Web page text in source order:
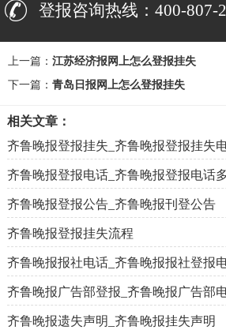
登报咨询热线：400-807-
上一篇： 江苏经济报网上怎么登报挂失
下一篇： 青岛日报网上怎么登报挂失
相关文章：
齐鲁晚报登报挂失_齐鲁晚报登报挂失
齐鲁晚报登报电话_齐鲁晚报登报电话
齐鲁晚报登报公告_齐鲁晚报刊登公告
齐鲁晚报登报挂失流程
齐鲁晚报报社电话_齐鲁晚报报社登报
齐鲁晚报广告部登报_齐鲁晚报广告部
齐鲁晚报遗失声明_齐鲁晚报挂失声明